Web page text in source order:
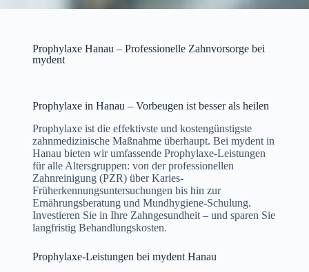
Prophylaxe Hanau – Professionelle Zahnvorsorge bei
mydent
Prophylaxe in Hanau – Vorbeugen ist besser als heilen
Prophylaxe ist die effektivste und kostengünstigste
zahnmedizinische Maßnahme überhaupt. Bei mydent in
Hanau bieten wir umfassende Prophylaxe-Leistungen
für alle Altersgruppen: von der professionellen
Zahnreinigung (PZR) über Karies-
Früherkennungsuntersuchungen bis hin zur
Ernährungsberatung und Mundhygiene-Schulung.
Investieren Sie in Ihre Zahngesundheit – und sparen Sie
langfristig Behandlungskosten.
Prophylaxe-Leistungen bei mydent Hanau